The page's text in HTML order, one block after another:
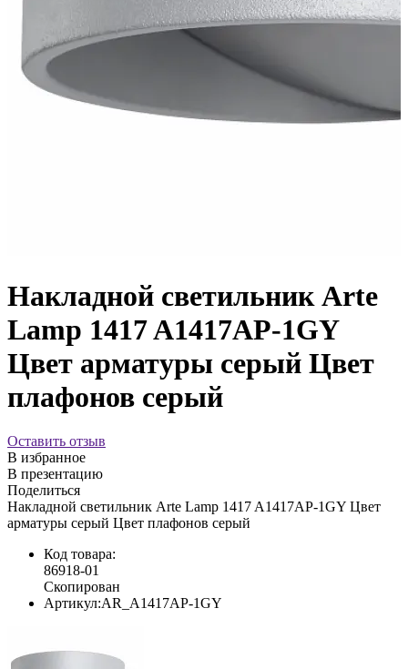
Накладной светильник Arte
Lamp 1417 A1417AP-1GY
Цвет арматуры серый Цвет
плафонов серый
Оставить отзыв
В избранное
В презентацию
Поделиться
Накладной светильник Arte Lamp 1417 A1417AP-1GY Цвет
арматуры серый Цвет плафонов серый
Код товара:
86918-01
Скопирован
Артикул:AR_A1417AP-1GY